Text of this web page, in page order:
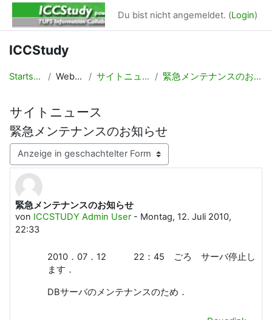
Zum Hauptinhalt
Du bist nicht angemeldet. (Login)
ICCStudy
Startseite Website サイトニュース 緊急メンテナンスのお知らせ
サイトニュース
緊急メンテナンスのお知らせ
Anzeigemodus
緊急メンテナンスのお知らせ
von ICCSTUDY Admin User- Montag, 12. Juli 2010,
22:33
Anzahl Antworten: 0
2010．07．12 22：45 ごろ サーバ停止し
ます．
DBサーバのメンテナンスのため．